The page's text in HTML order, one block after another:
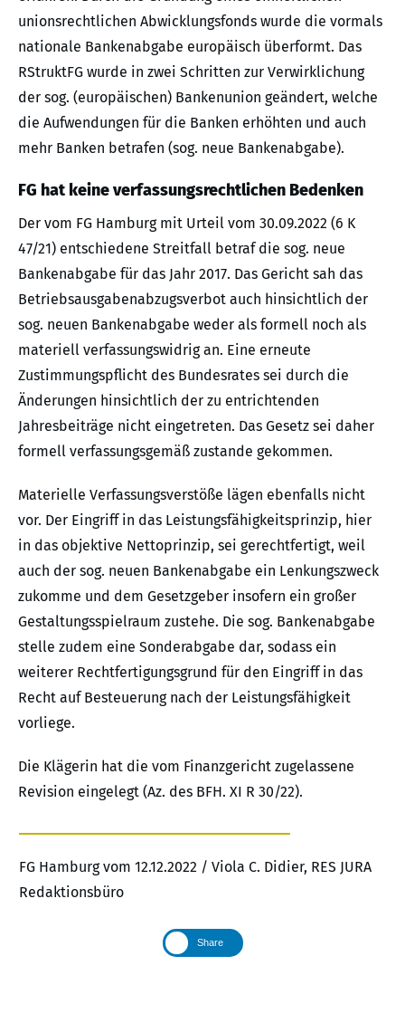
unionsrechtlichen Abwicklungsfonds wurde die vormals
nationale Bankenabgabe europäisch überformt. Das
RStruktFG wurde in zwei Schritten zur Verwirklichung
der sog. (europäischen) Bankenunion geändert, welche
die Aufwendungen für die Banken erhöhten und auch
mehr Banken betrafen (sog. neue Bankenabgabe).
FG hat keine verfassungsrechtlichen Bedenken
Der vom FG Hamburg mit Urteil vom 30.09.2022 (6 K
47/21) entschiedene Streitfall betraf die sog. neue
Bankenabgabe für das Jahr 2017. Das Gericht sah das
Betriebsausgabenabzugsverbot auch hinsichtlich der
sog. neuen Bankenabgabe weder als formell noch als
materiell verfassungswidrig an. Eine erneute
Zustimmungspflicht des Bundesrates sei durch die
Änderungen hinsichtlich der zu entrichtenden
Jahresbeiträge nicht eingetreten. Das Gesetz sei daher
formell verfassungsgemäß zustande gekommen.
Materielle Verfassungsverstöße lägen ebenfalls nicht
vor. Der Eingriff in das Leistungsfähigkeitsprinzip, hier
in das objektive Nettoprinzip, sei gerechtfertigt, weil
auch der sog. neuen Bankenabgabe ein Lenkungszweck
zukomme und dem Gesetzgeber insofern ein großer
Gestaltungsspielraum zustehe. Die sog. Bankenabgabe
stelle zudem eine Sonderabgabe dar, sodass ein
weiterer Rechtfertigungsgrund für den Eingriff in das
Recht auf Besteuerung nach der Leistungsfähigkeit
vorliege.
Die Klägerin hat die vom Finanzgericht zugelassene
Revision eingelegt (Az. des BFH. XI R 30/22).
FG Hamburg vom 12.12.2022 / Viola C. Didier, RES JURA
Redaktionsbüro
Share